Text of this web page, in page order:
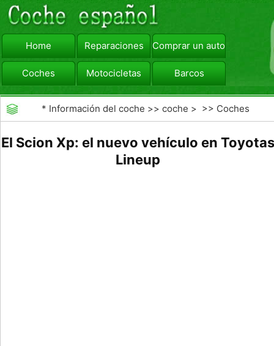
Home Reparaciones Comprar un automóvil
Coches Motocicletas Barcos
viajar Camiones
* Información del coche >>coche > >> Coches
El Scion Xp: el nuevo vehículo en Toyotas
Lineup